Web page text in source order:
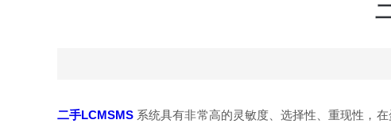
二手LCMSMS 系统具有非常高的灵敏度、选择性、重现性，